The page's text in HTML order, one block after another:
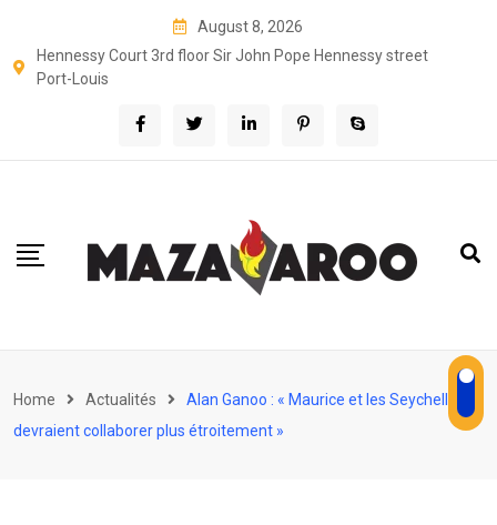
content
August 8, 2026
Hennessy Court 3rd floor Sir John Pope Hennessy street
Port-Louis
Home Actualités
Alan Ganoo : « Maurice et les Seychelles
devraient collaborer plus étroitement »